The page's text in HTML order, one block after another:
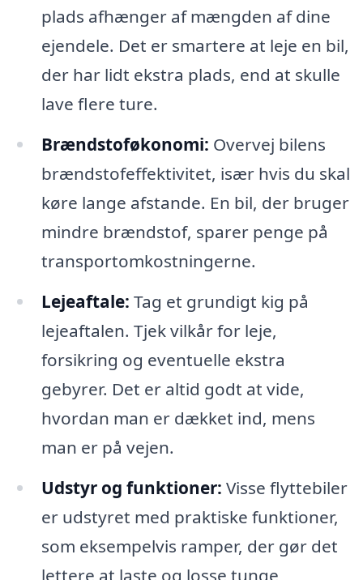
plads afhænger af mængden af dine
ejendele. Det er smartere at leje en bil,
der har lidt ekstra plads, end at skulle
lave flere ture.
Brændstoføkonomi: Overvej bilens
brændstofeffektivitet, især hvis du skal
køre lange afstande. En bil, der bruger
mindre brændstof, sparer penge på
transportomkostningerne.
Lejeaftale: Tag et grundigt kig på
lejeaftalen. Tjek vilkår for leje,
forsikring og eventuelle ekstra
gebyrer. Det er altid godt at vide,
hvordan man er dækket ind, mens
man er på vejen.
Udstyr og funktioner: Visse flyttebiler
er udstyret med praktiske funktioner,
som eksempelvis ramper, der gør det
lettere at laste og losse tunge